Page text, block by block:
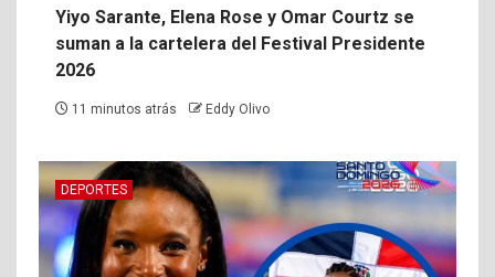
Yiyo Sarante, Elena Rose y Omar Courtz se
suman a la cartelera del Festival Presidente
2026
11 minutos atrás Eddy Olivo
DEPORTES